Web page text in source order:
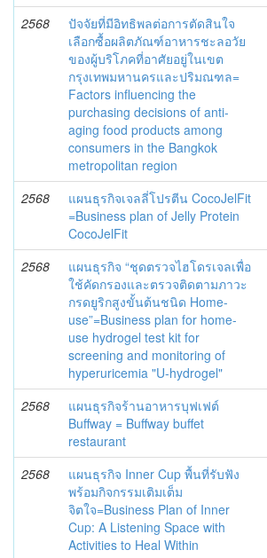
2568
ปัจจัยที่มีอิทธิพลต่อการตัดสินใจ
เลือกซื้อผลิตภัณฑ์อาหารชะลอวัย
ของผู้บริโภคที่อาศัยอยู่ในเขต
กรุงเทพมหานครและปริมณฑล=
Factors influencing the
purchasing decisions of anti-
aging food products among
consumers in the Bangkok
metropolitan region
2568
แผนธุรกิจเจลลี่โปรตีน CocoJelFit
=Business plan of Jelly Protein
CocoJelFit
2568
แผนธุรกิจ “ชุดตรวจไฮโดรเจลเพื่อ
ใช้คัดกรองและตรวจติดตามภาวะ
กรดยูริกสูงขั้นต้นชนิด Home-
use”=Business plan for home-
use hydrogel test kit for
screening and monitoring of
hyperuricemia "U-hydrogel"
2568
แผนธุรกิจร้านอาหารบุฟเฟต์
Buffway = Buffway buffet
restaurant
2568
แผนธุรกิจ Inner Cup พื้นที่รับฟัง
พร้อมกิจกรรมเติมเต็ม
จิตใจ=Business Plan of Inner
Cup: A Listening Space with
Activities to Heal Within